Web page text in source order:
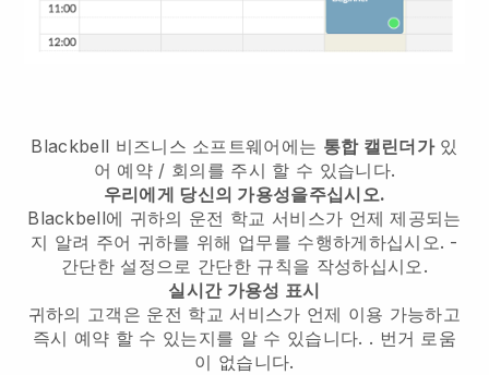
Blackbell 비즈니스 소프트웨어에는 통합 캘린더가있
어 예약 / 회의를 주시 할 수 있습니다.
우리에게 당신의 가용성을주십시오.
Blackbell에 귀하의 운전 학교 서비스가 언제 제공되는
지 알려 주어 귀하를 위해 업무를 수행하게하십시오. -
간단한 설정으로 간단한 규칙을 작성하십시오.
실시간 가용성 표시
귀하의 고객은 운전 학교 서비스가 언제 이용 가능하고
즉시 예약 할 수 있는지를 알 수 있습니다. . 번거 로움
이 없습니다.